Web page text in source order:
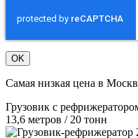
OK
Самая низкая цена в
Грузовик с
13,6 метров / 20 тонн